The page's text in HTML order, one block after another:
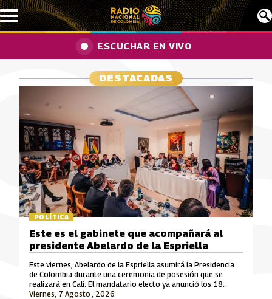
Pasar al contenido principal
ESCUCHAR EN VIVO
DESTACADAS
POLÍTICA
Este viernes, Abelardo de la Espriella asumirá la Presidencia
de Colombia durante una ceremonia de posesión que se
realizará en Cali. El mandatario electo ya anunció los 18
ministros que integrarán su gabinete para el periodo 2026-
Viernes, 7 Agosto , 2026
Este es el gabinete que acompañará al
presidente Abelardo de la Espriella